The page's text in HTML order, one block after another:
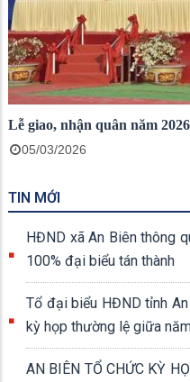
Lễ giao, nhận quân năm 2026
05/03/2026
TIN MỚI
HĐND xã An Biên thông
100% đại biểu tán thành
Tổ đại biểu HĐND tỉnh
kỳ họp thường lệ giữa
AN BIÊN TỔ CHỨC KỲ